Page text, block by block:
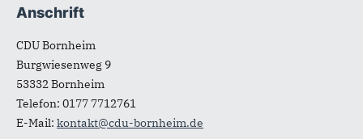
Fußbereich
Anschrift
CDU Bornheim
Burgwiesenweg 9
53332Bornheim
Telefon: 0177 7712761
E-Mail: kontakt@cdu-bornheim.de